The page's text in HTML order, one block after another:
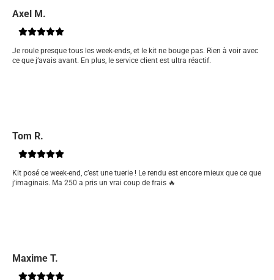
Axel M.
Je roule presque tous les week-ends, et le kit ne bouge pas. Rien à voir avec
ce que j’avais avant. En plus, le service client est ultra réactif.
Tom R.
Kit posé ce week-end, c’est une tuerie ! Le rendu est encore mieux que ce que
j’imaginais. Ma 250 a pris un vrai coup de frais 🔥
Maxime T.